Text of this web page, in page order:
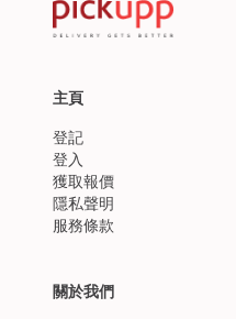
主頁
登記
登入
獲取報價
隱私聲明
服務條款
關於我們